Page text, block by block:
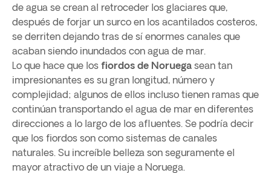
de agua se crean al retroceder los glaciares que,
después de forjar un surco en los acantilados costeros,
se derriten dejando tras de sí enormes canales que
acaban siendo inundados con agua de mar.
Lo que hace que los fiordos de Noruega sean tan
impresionantes es su gran longitud, número y
complejidad; algunos de ellos incluso tienen ramas que
continúan transportando el agua de mar en diferentes
direcciones a lo largo de los afluentes. Se podría decir
que los fiordos son como sistemas de canales
naturales. Su increíble belleza son seguramente el
mayor atractivo de un viaje a Noruega.